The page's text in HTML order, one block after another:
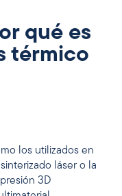
qué es
térmico
los utilizados en
láser o la
3D